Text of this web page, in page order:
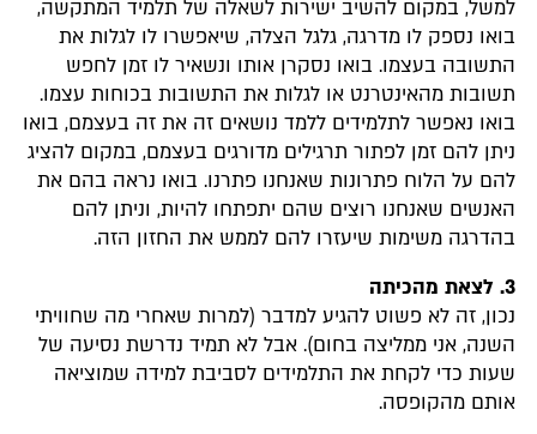
למשל, במקום להשיב ישירות לשאלה של תלמיד המתקשה,
בואו נספק לו מדרגה, גלגל הצלה, שיאפשרו לו לגלות את
התשובה בעצמו. בואו נסקרן אותו ונשאיר לו זמן לחפש
תשובות מהאינטרנט או לגלות את התשובות בכוחות עצמו.
בואו נאפשר לתלמידים ללמד נושאים זה את זה בעצמם, בואו
ניתן להם זמן לפתור תרגילים מדורגים בעצמם, במקום להציג
להם על הלוח פתרונות שאנחנו פתרנו. בואו נראה בהם את
האנשים שאנחנו רוצים שהם יתפתחו להיות, וניתן להם
בהדרגה משימות שיעזרו להם לממש את החזון הזה.
3. לצאת מהכיתה
נכון, זה לא פשוט להגיע למדבר (למרות שאחרי מה שחוויתי
השנה, אני ממליצה בחום). אבל לא תמיד נדרשת נסיעה של
שעות כדי לקחת את התלמידים לסביבת למידה שמוציאה
אותם מהקופסה.